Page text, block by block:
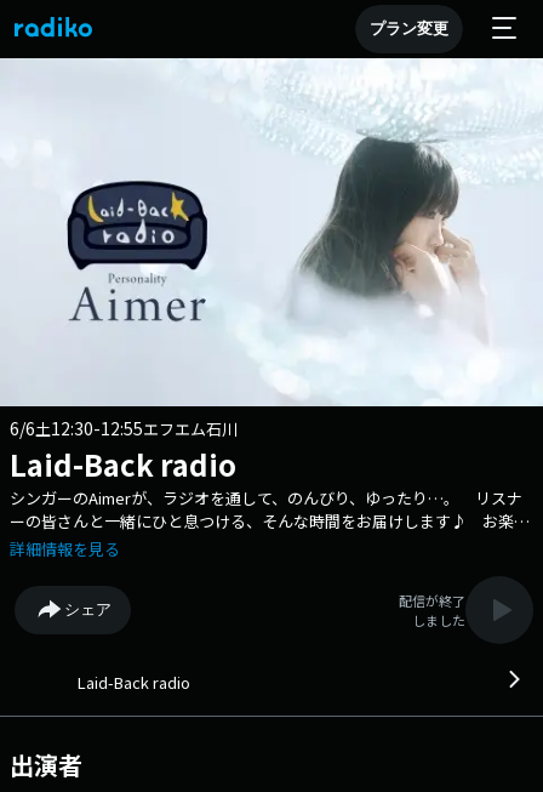
プラン変更
6/6土12:30-12:55エフエム石川
Laid-Back radio
シンガーのAimerが、ラジオを通して、のんびり、ゆったり…。 リスナ
ーの皆さんと一緒にひと息つける、そんな時間をお届けします♪ お楽し
みに！ 番組Webサイト：
https://form.jfn.co.jp/laidback/message
詳細情報を見る
シェア
配信が終了
しました
Laid-Back radio
出演者